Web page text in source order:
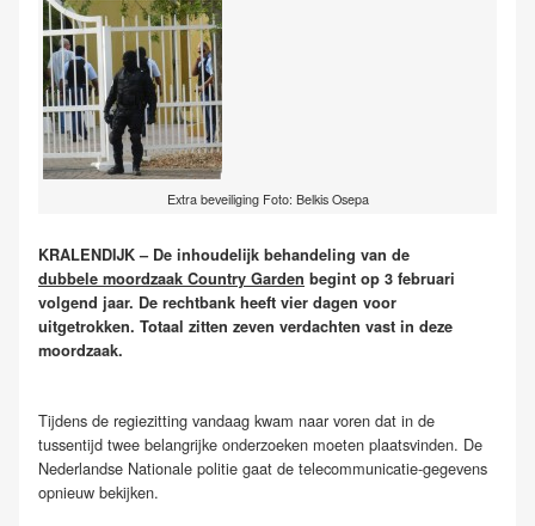
Extra beveiliging Foto: Belkis Osepa
KRALENDIJK – De inhoudelijk behandeling van de
dubbele moordzaak Country Garden begint op 3 februari
volgend jaar. De rechtbank heeft vier dagen voor
uitgetrokken. Totaal zitten zeven verdachten vast in deze
moordzaak.
Tijdens de regiezitting vandaag kwam naar voren dat in de
tussentijd twee belangrijke onderzoeken moeten plaatsvinden. De
Nederlandse Nationale politie gaat de telecommunicatie-gegevens
opnieuw bekijken.